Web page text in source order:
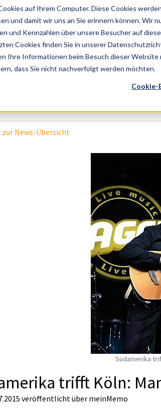
auf Ihrem Computer. Diese Cookies
und damit wir uns an Sie erinnern können. Wir
und Kennzahlen über unsere Besucher auf
Cookies finden Sie in unserer
Ihre Informationen beim Besuch dieser
dass Sie nicht nachverfolgt werden möchten.
Cookie-
zur News-Übersicht
Südamerika
trifft Köln:
veröffentlicht über meinMemo
...